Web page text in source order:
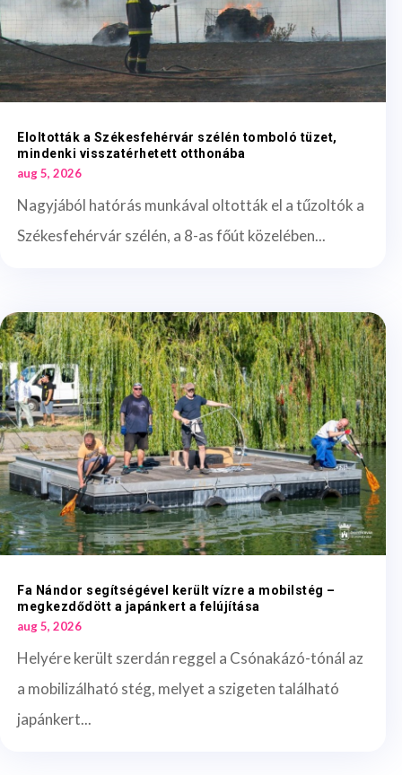
Eloltották a Székesfehérvár szélén tomboló tüzet,
mindenki visszatérhetett otthonába
aug 5, 2026
Nagyjából hatórás munkával oltották el a tűzoltók a
Székesfehérvár szélén, a 8-as főút közelében...
Fa Nándor segítségével került vízre a mobilstég –
megkezdődött a japánkert a felújítása
aug 5, 2026
Helyére került szerdán reggel a Csónakázó-tónál az
a mobilizálható stég, melyet a szigeten található
japánkert...